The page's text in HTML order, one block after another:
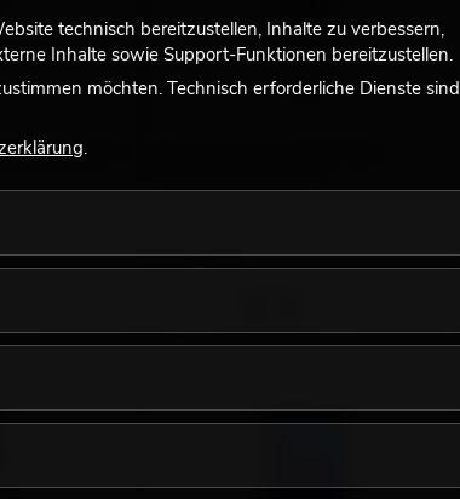
-DSA- Effekt, 1l
5,50€
technisch bereitzustellen, Inhalte zu verbessern,
Inhalte sowie Support-Funktionen bereitzustellen.
möchten. Technisch erforderliche Dienste sind
.